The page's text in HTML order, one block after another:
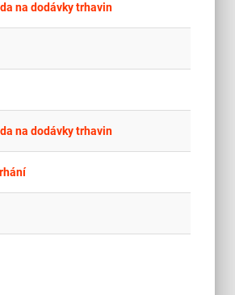
na dodávky trhavin
na dodávky trhavin